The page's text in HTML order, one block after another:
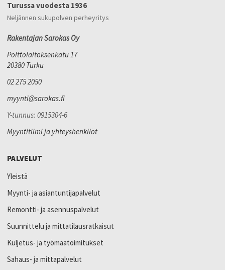
Turussa vuodesta 1936
Neljännen sukupolven perheyritys
Rakentajan Sarokas Oy
Polttolaitoksenkatu 17
20380 Turku
02 275 2050
myynti@sarokas.fi
Y-tunnus: 0915304-6
Myyntitiimi ja yhteyshenkilöt
PALVELUT
Yleistä
Myynti- ja asiantuntijapalvelut
Remontti- ja asennuspalvelut
Suunnittelu ja mittatilausratkaisut
Kuljetus- ja työmaatoimitukset
Sahaus- ja mittapalvelut